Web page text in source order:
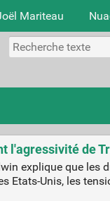
Mariteau
l'agressivité de
explique que les
Etats-Unis, les